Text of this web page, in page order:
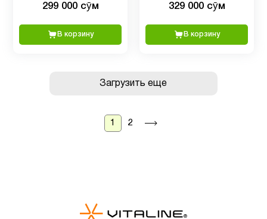
120 жевательных конфет
299 000 сӯм
В корзину
329 000 сӯм
В корзину
Загрузить еще
1 2